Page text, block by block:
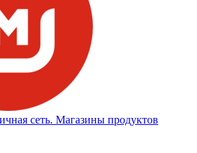
сеть. Магазины продуктов